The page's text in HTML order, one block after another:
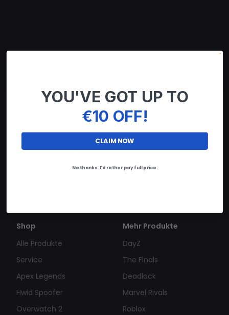
Premium Spiele-Cheats und digitale Produkte
Shop
Alle Produkte
Service
Apex Legends
Hwid Spoofer
Overwatch 2
Mehr Produkte
DayZ
The Finals
Deadlock
Marvel Rivals
Roblox
YOU'VE GOT UP TO
€10 OFF!
CLAIM NOW
No thanks. I'd rather pay full price.